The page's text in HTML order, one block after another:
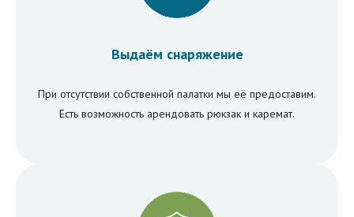
Выдаём снаряжение
При отсутствии собственной палатки мы её предоставим.
Есть возможность арендовать рюкзак и каремат.